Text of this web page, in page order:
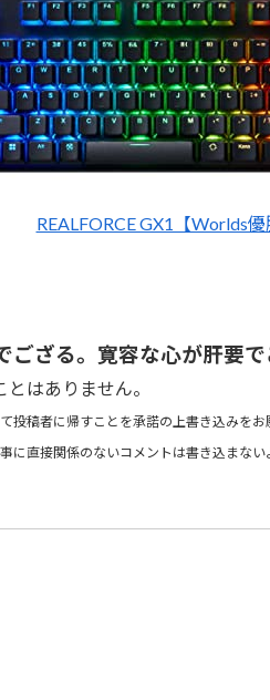
REALFORCE GX1【Worlds優
ざる。寛容な心が肝要で
はありません。
投稿者に帰すことを承諾の上書き込みを
に直接関係のないコメントは書き込まない